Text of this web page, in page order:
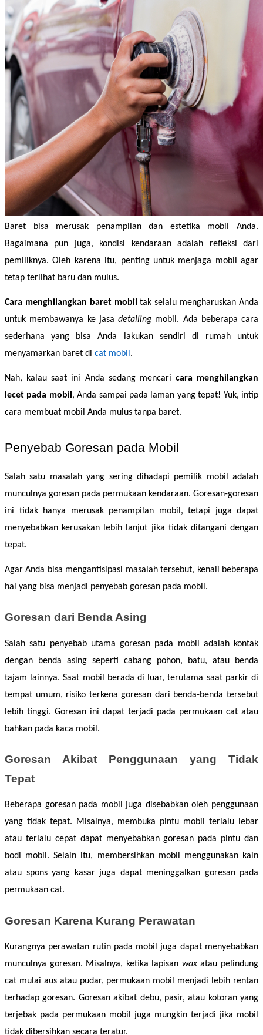
Baret bisa merusak penampilan dan estetika mobil Anda.
Bagaimana pun juga, kondisi kendaraan adalah refleksi dari
pemiliknya. Oleh karena itu, penting untuk menjaga mobil agar
tetap terlihat baru dan mulus.
Cara menghilangkan baret mobil tak selalu mengharuskan Anda
untuk membawanya ke jasa detailing mobil. Ada beberapa cara
sederhana yang bisa Anda lakukan sendiri di rumah untuk
menyamarkan baret di cat mobil .
Nah, kalau saat ini Anda sedang mencari cara menghilangkan
lecet pada mobil, Anda sampai pada laman yang tepat! Yuk, intip
cara membuat mobil Anda mulus tanpa baret.
Penyebab Goresan pada Mobil
Salah satu masalah yang sering dihadapi pemilik mobil adalah
munculnya goresan pada permukaan kendaraan. Goresan-goresan
ini tidak hanya merusak penampilan mobil, tetapi juga dapat
menyebabkan kerusakan lebih lanjut jika tidak ditangani dengan
tepat.
Agar Anda bisa mengantisipasi masalah tersebut, kenali beberapa
hal yang bisa menjadi penyebab goresan pada mobil.
Goresan dari Benda Asing
Salah satu penyebab utama goresan pada mobil adalah kontak
dengan benda asing seperti cabang pohon, batu, atau benda
tajam lainnya. Saat mobil berada di luar, terutama saat parkir di
tempat umum, risiko terkena goresan dari benda-benda tersebut
lebih tinggi. Goresan ini dapat terjadi pada permukaan cat atau
bahkan pada kaca mobil.
Goresan Akibat Penggunaan yang Tidak
Tepat
Beberapa goresan pada mobil juga disebabkan oleh penggunaan
yang tidak tepat. Misalnya, membuka pintu mobil terlalu lebar
atau terlalu cepat dapat menyebabkan goresan pada pintu dan
bodi mobil. Selain itu, membersihkan mobil menggunakan kain
atau spons yang kasar juga dapat meninggalkan goresan pada
permukaan cat.
Goresan Karena Kurang Perawatan
Kurangnya perawatan rutin pada mobil juga dapat menyebabkan
munculnya goresan. Misalnya, ketika lapisan wax atau pelindung
cat mulai aus atau pudar, permukaan mobil menjadi lebih rentan
terhadap goresan. Goresan akibat debu, pasir, atau kotoran yang
terjebak pada permukaan mobil juga mungkin terjadi jika mobil
tidak dibersihkan secara teratur.